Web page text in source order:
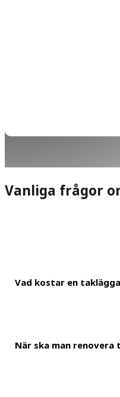
Vanliga frågor
Vad kostar en
Det generella priset för att
När ska man renovera